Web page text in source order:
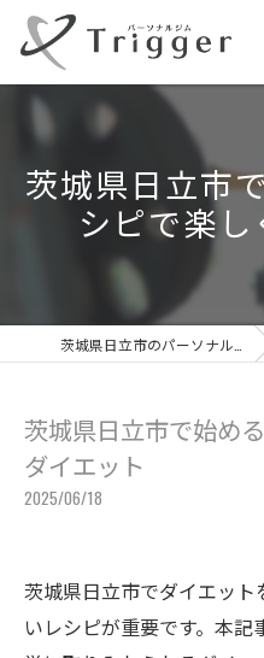
茨城県日立市
シピで楽
茨城県日立市で始め
ダイエット
2025/06/18
茨城県日立市でダイエッ
いレシピが重要です。本